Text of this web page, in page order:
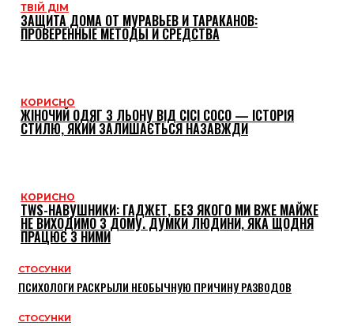
ТВІЙ ДІМ
ЗАЩИТА ДОМА ОТ МУРАВЬЕВ И ТАРАКАНОВ:
ПРОВЕРЕННЫЕ МЕТОДЫ И СРЕДСТВА
КОРИСНО
ЖІНОЧИЙ ОДЯГ З ЛЬОНУ ВІД CICI COCO — ІСТОРІЯ
СТИЛЮ, ЯКИЙ ЗАЛИШАЄТЬСЯ НАЗАВЖДИ
КОРИСНО
TWS-НАВУШНИКИ: ГАДЖЕТ, БЕЗ ЯКОГО МИ ВЖЕ МАЙЖЕ
НЕ ВИХОДИМО З ДОМУ. ДУМКИ ЛЮДИНИ, ЯКА ЩОДНЯ
ПРАЦЮЄ З НИМИ
СТОСУНКИ
ПСИХОЛОГИ РАСКРЫЛИ НЕОБЫЧНУЮ ПРИЧИНУ РАЗВОДОВ
СТОСУНКИ